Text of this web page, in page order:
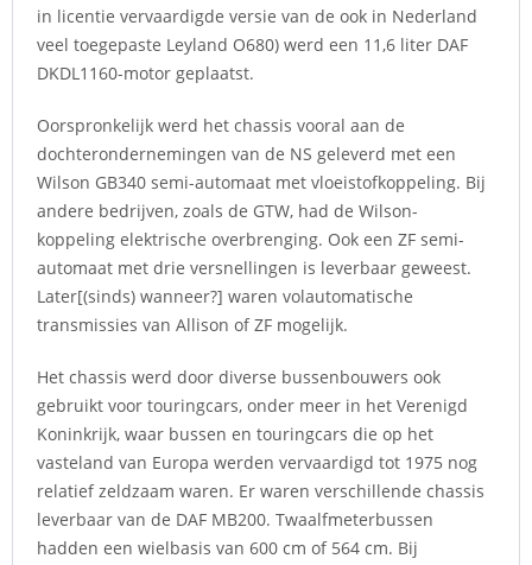
in licentie vervaardigde versie van de ook in Nederland
veel toegepaste Leyland O680) werd een 11,6 liter DAF
DKDL1160-motor geplaatst.
Oorspronkelijk werd het chassis vooral aan de
dochterondernemingen van de NS geleverd met een
Wilson GB340 semi-automaat met vloeistofkoppeling. Bij
andere bedrijven, zoals de GTW, had de Wilson-
koppeling elektrische overbrenging. Ook een ZF semi-
automaat met drie versnellingen is leverbaar geweest.
Later[(sinds) wanneer?] waren volautomatische
transmissies van Allison of ZF mogelijk.
Het chassis werd door diverse bussenbouwers ook
gebruikt voor touringcars, onder meer in het Verenigd
Koninkrijk, waar bussen en touringcars die op het
vasteland van Europa werden vervaardigd tot 1975 nog
relatief zeldzaam waren. Er waren verschillende chassis
leverbaar van de DAF MB200. Twaalfmeterbussen
hadden een wielbasis van 600 cm of 564 cm. Bij